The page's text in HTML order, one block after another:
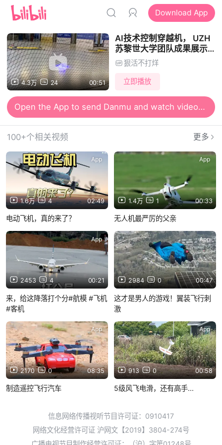
Download App
4.3万 24 00:51
AI技术控制穿越机， UZH
苏黎世大学团队成果展示，
这速度太残暴了！
狠活不打烊
立即播放
Open the App to send Danmu and watch videos together
100+个相关视频 更多
1.6万 4 02:49
App
电动飞机，真的来了？
1.4万 1 00:33
App
无人机最严厉的父亲
2453 4 00:21
App
来，给这降落打个分#航模 #飞机
#客机
2984 0 00:47
App
这才是男人的游戏！翼装飞行刺
激
2170 0 08:35
App
制造遥控飞行汽车
913 0 00:58
App
5级风飞电滑，还有高手...
信息网络传播视听节目许可证：0910417
网络文化经营许可证 沪网文【2019】3804-274号